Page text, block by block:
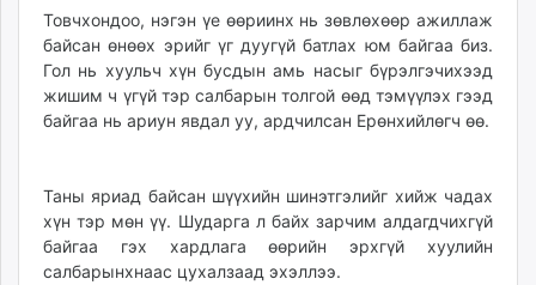
Товчхондоо, нэгэн үе өөриинх нь зөвлөхөөр ажиллаж
байсан өнөөх эрийг үг дуугүй батлах юм байгаа биз.
Гол нь хуульч хүн бусдын амь насыг бүрэлгэчихээд
жишим ч үгүй тэр салбарын толгой өөд тэмүүлэх гээд
байгаа нь ариун явдал уу, ардчилсан Ерөнхийлөгч өө.
Таны яриад байсан шүүхийн шинэтгэлийг хийж чадах
хүн тэр мөн үү. Шударга л байх зарчим алдагдчихгүй
байгаа гэх хардлага өөрийн эрхгүй хуулийн
салбарынхнаас цухалзаад эхэллээ.